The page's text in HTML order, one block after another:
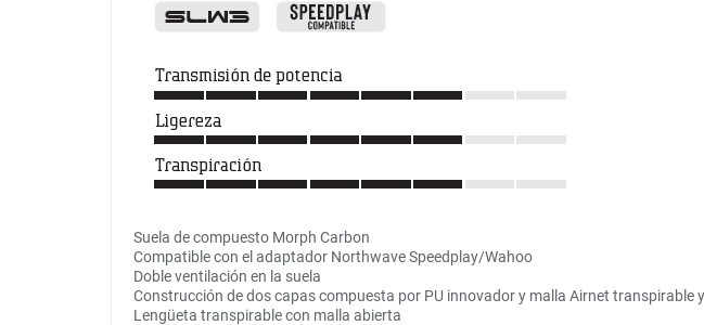
Suela de compuesto Morph Carbon
Compatible con el adaptador Northwave Speedplay/Wahoo
Doble ventilación en la suela
Construcción de dos capas compuesta por PU innovador y malla Airnet transpirable
Lengüeta transpirable con malla abierta